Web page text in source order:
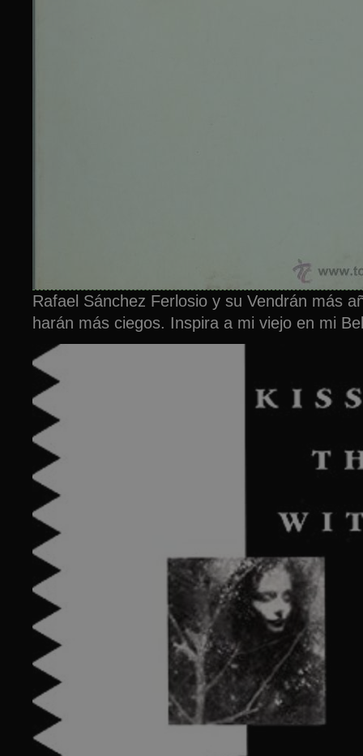
Rafael Sánchez Ferlosio y su Vendrán más
harán más ciegos. Inspira a mi viejo en mi